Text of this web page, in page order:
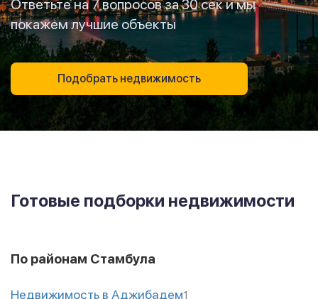
Ответьте на 7 вопросов за 30 сек и мы
покажем лучшие объекты
Подобрать недвижимость
Готовые подборки недвижимости
По районам Стамбула
Недвижимость в Аджибадем1